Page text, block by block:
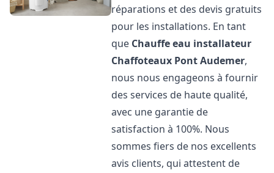
réparations et des devis gratuits
pour les installations. En tant
que Chauffe eau installateur
Chaffoteaux Pont Audemer,
nous nous engageons à fournir
des services de haute qualité,
avec une garantie de
satisfaction à 100%. Nous
sommes fiers de nos excellents
avis clients, qui attestent de